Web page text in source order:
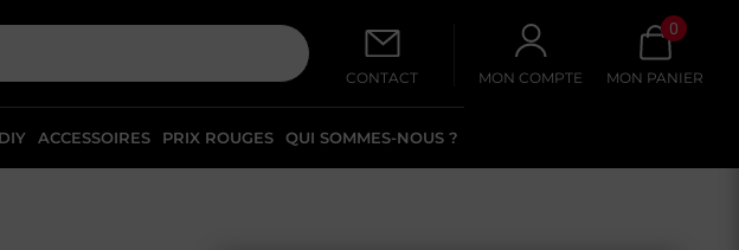
CONTACT
DIY ACCESSOIRES PRIX ROUGES QUI SOMMES-NOUS ?
MON COMPTE
0
MON PANIER